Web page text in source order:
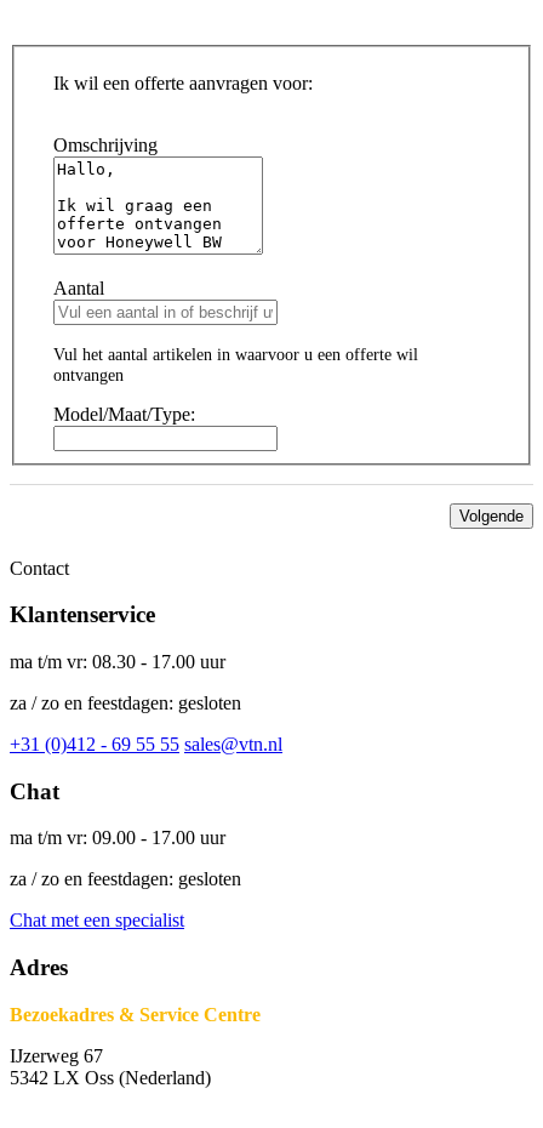
Ik wil een offerte aanvragen voor:
Omschrijving
Aantal
Vul het aantal artikelen in waarvoor u een offerte wil
ontvangen
Model/Maat/Type:
Volgende
Contact
Klantenservice
ma t/m vr: 08.30 - 17.00 uur
za / zo en feestdagen: gesloten
+31 (0)412 - 69 55 55 sales@vtn.nl
Chat
ma t/m vr: 09.00 - 17.00 uur
za / zo en feestdagen: gesloten
Chat met een specialist
Adres
Bezoekadres & Service Centre
IJzerweg 67
5342 LX Oss (Nederland)